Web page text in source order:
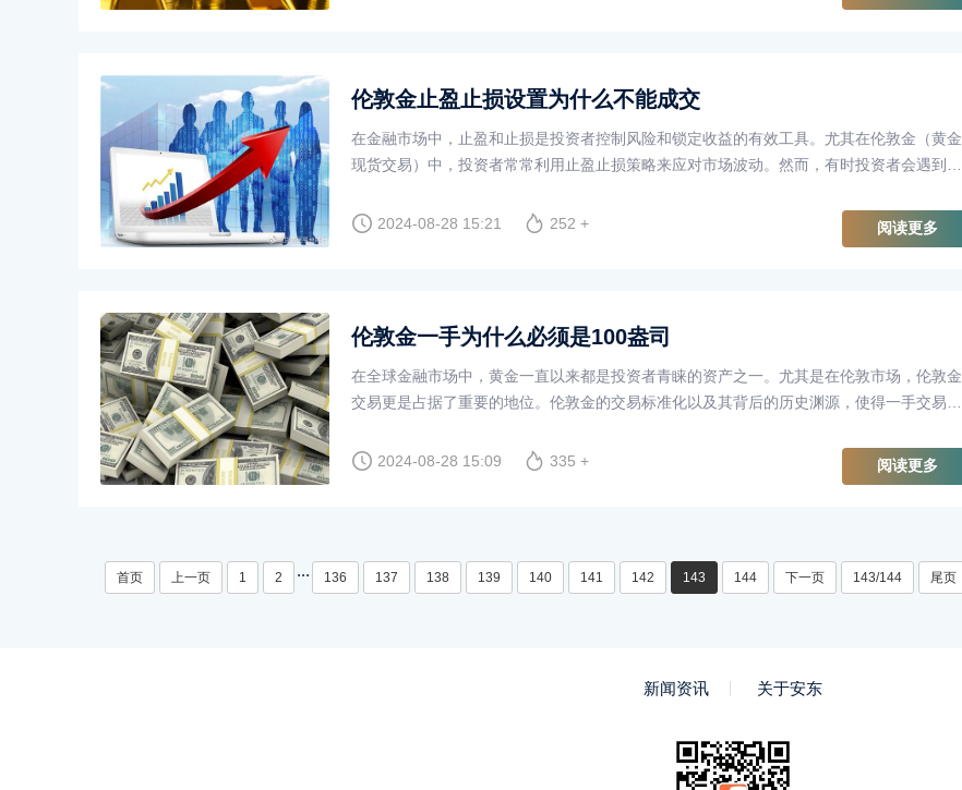
伦敦金止盈止损设置为什么不能成交
在金融市场中，止盈和止损是投资者控制风险和锁定收益的有效工具。尤其在伦敦金（黄金
现货交易）中，投资者常常利用止盈止损策略来应对市场波动。然而，有时投资者会遇到止
2024-08-28 15:21
252 + 阅读更多
伦敦金一手为什么必须是100盎司
在全球金融市场中，黄金一直以来都是投资者青睐的资产之一。尤其是在伦敦市场，伦敦金
交易更是占据了重要的地位。伦敦金的交易标准化以及其背后的历史渊源，使得一手交易量
2024-08-28 15:09
335 + 阅读更多
首页 上一页 1 2 ... 136 137 138 139 140 141 142 143 144 下一页 143/144 尾页
新闻资讯 关于安东